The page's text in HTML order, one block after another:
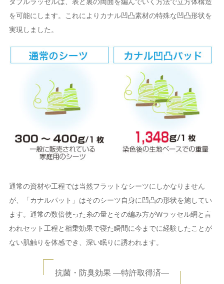
ダブルラッセルは、表と裏の両面を編んでいく方法で立方体構造
を可能にします。これによりカナル凹凸素材の特殊な凹凸形状を
実現しました。
通常の資材や工程では当然フラットなシーツにしかなりません
が、「カナルパット」はそのシーツ自身に凹凸の形状を施してい
ます。通常の数倍使った糸の量とその編み方がWラッセル網と言
われセット工程と相乗効果で寝た瞬間に今までに経験したことが
ない肌触りを体感でき、深い眠りに誘われます。
抗菌・防臭効果 ―特許取得済―